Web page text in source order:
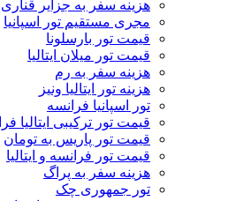
هزینه سفر به جزایر قناری
مجری مستقیم تور اسپانیا
قیمت تور بارسلونا
قیمت تور میلان ایتالیا
هزینه سفر به رم
هزینه تور ایتالیا ونیز
تور اسپانیا فرانسه
قیمت تور ترکیبی ایتالیا
قیمت تور پاریس به تومان
قیمت تور فرانسه و ایتالیا
هزینه سفر به پراگ
تور جمهوری چک